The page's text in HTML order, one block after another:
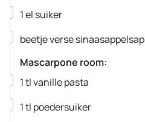
▢
1el suiker
▢
beetje verse sinaasappelsap
Mascarpone room:
▢
1tlvanille pasta
▢
1tl poedersuiker